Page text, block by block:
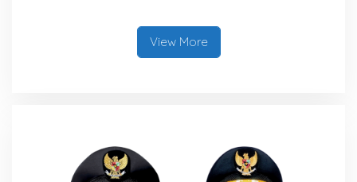
View More